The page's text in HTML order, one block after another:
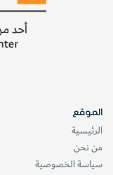
website_taqadom
الموقع
الرئيسية
من نحن
سياسة الخصوصية